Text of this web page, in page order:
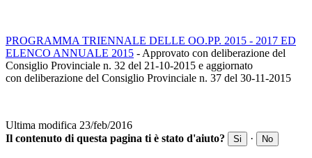
PROGRAMMA TRIENNALE DELLE OO.PP. 2015 - 2017 ED
ELENCO ANNUALE 2015 - Approvato con deliberazione del
Consiglio Provinciale n. 32 del 21-10-2015 e aggiornato
con deliberazione del Consiglio Provinciale n. 37 del 30-11-2015
Ultima modifica 23/feb/2016
Il contenuto di questa pagina ti è stato d'aiuto?
Si · No